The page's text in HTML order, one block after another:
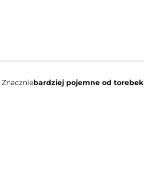
Znaczniebardziej pojemne od torebek